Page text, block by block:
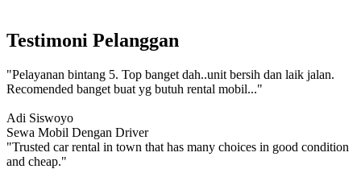
Testimoni Pelanggan
"Pelayanan bintang 5. Top banget dah..unit bersih dan laik jalan.
Recomended banget buat yg butuh rental mobil..."
Adi Siswoyo
Sewa Mobil Dengan Driver
"Trusted car rental in town that has many choices in good condition
and cheap."